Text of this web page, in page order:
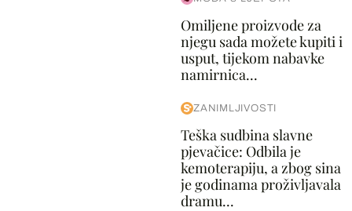
Omiljene proizvode za
njegu sada možete kupiti i
usput, tijekom nabavke
namirnica...
ZANIMLJIVOSTI
Teška sudbina slavne
pjevačice: Odbila je
kemoterapiju, a zbog sina
je godinama proživljavala
dramu...